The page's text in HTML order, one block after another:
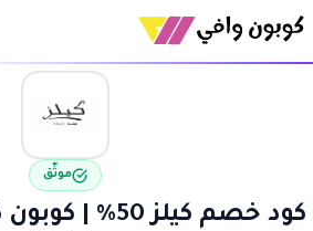
موثّق